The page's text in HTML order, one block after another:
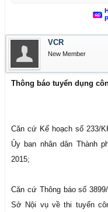
VCR
New Member
Thông báo tuyển dụng
Căn cứ Kế hoạch số 233/
Ủy ban nhân dân Thành
2015;
Căn cứ Thông báo số
Sở Nội vụ về thi tuyển